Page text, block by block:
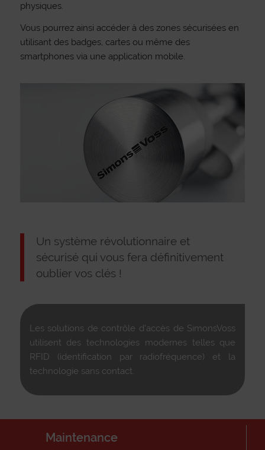
physiques.
Vous pourrez ainsi accéder à des zones sécurisées en
utilisant des badges, cartes ou même des
smartphones via une application mobile.
Un système révolutionnaire et
sécurisé qui vous fera définitivement
oublier vos clés !
Les solutions de contrôle d’accès de SimonsVoss
utilisent des technologies modernes telles que
RFID (identification par radiofréquence) et la
technologie sans contact.
Maintenance